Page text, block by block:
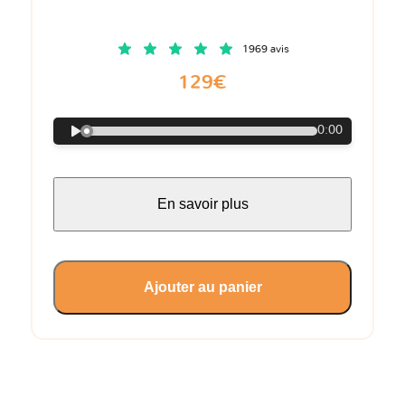
1969 avis
129€
0:00
En savoir plus
Ajouter au panier